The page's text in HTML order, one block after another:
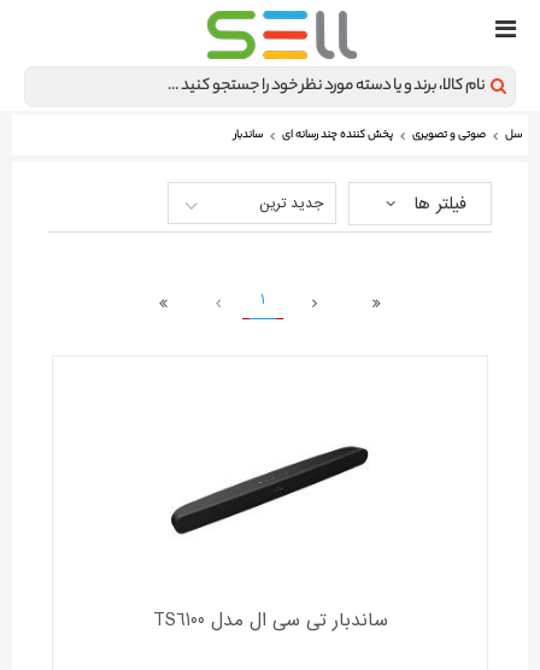
سل صوتی و تصویری پخش کننده چند رسانه ای ساندبار
فیلتر ها جدید ترین
1
ساندبار تی سی ال مدل TS6100